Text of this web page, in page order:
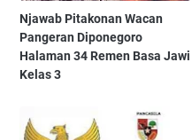
Njawab Pitakonan Wacan
Pangeran Diponegoro
Halaman 34 Remen Basa Jawi
Kelas 3